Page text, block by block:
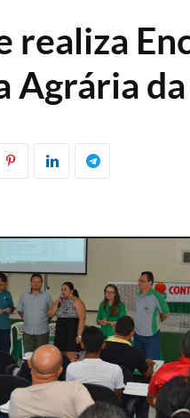
realiza
Agrária